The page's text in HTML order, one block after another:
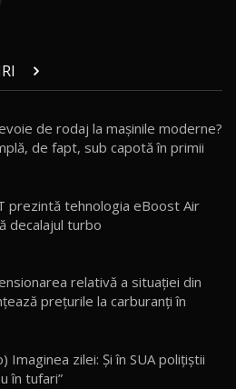
face lumea să se întoarcă după el
de rodaj la mașinile moderne?
de fapt, sub capotă în primii
prezintă tehnologia eBoost Air
decalajul turbo
relativă a situației din
prețurile la carburanți în
Imaginea zilei: Și în SUA polițiștii
în tufari”